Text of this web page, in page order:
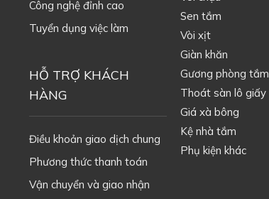
Công nghệ đỉnh cao
Tuyển dụng việc làm
HỖ TRỢ KHÁCH
HÀNG
Điều khoản giao dịch chung
Phương thức thanh toán
Vận chuyển và giao nhận
Sen tắm
Vòi xịt
Giàn khăn
Gương phòng tắm
Thoát sàn lô giấy
Giá xà bông
Kệ nhà tắm
Phụ kiện khác